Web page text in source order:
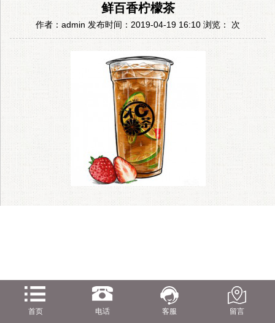
鲜百香柠檬茶
作者：admin 发布时间：2019-04-19 16:10 浏览： 次
首页 电话 客服 留言